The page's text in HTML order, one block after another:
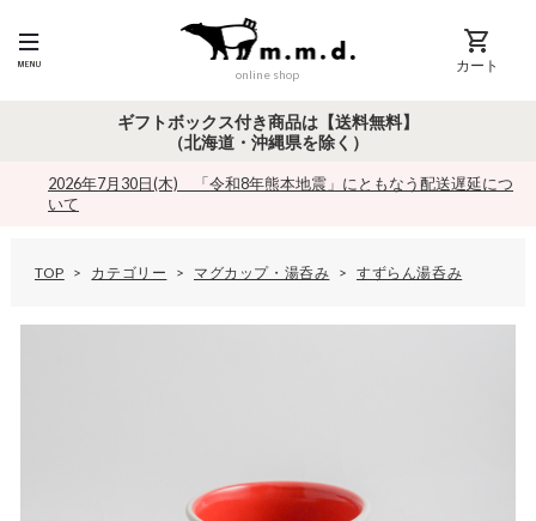
online shop カート
ギフトボックス付き商品は【送料無料】
（北海道・沖縄県を除く）
2026年7月30日(木) 「令和8年熊本地震」にともなう配送遅延につ
いて
TOP カテゴリー マグカップ・湯呑み すずらん湯呑み